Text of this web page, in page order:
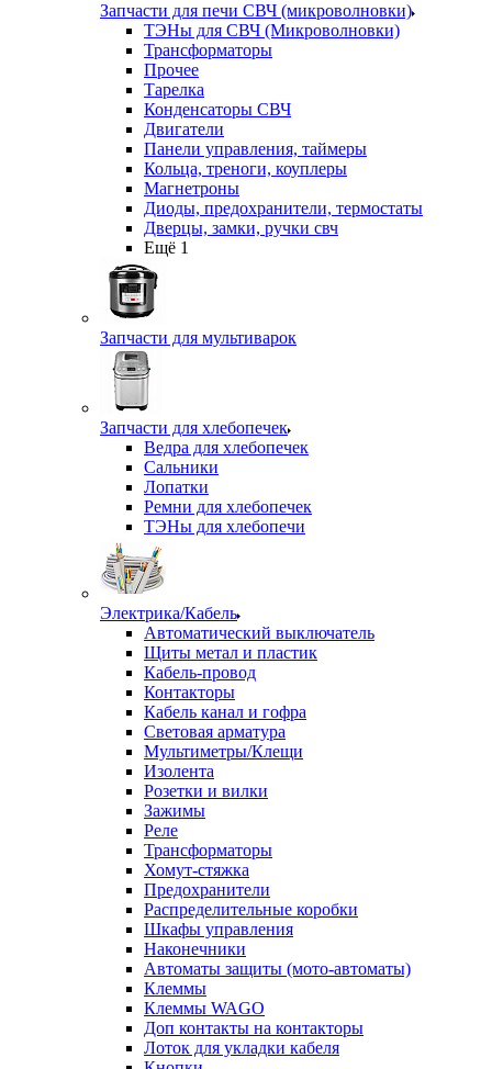
Запчасти для печи СВЧ (микроволновки)
ТЭНы для СВЧ (Микроволновки)
Трансформаторы
Прочее
Тарелка
Конденсаторы СВЧ
Двигатели
Панели управления, таймеры
Кольца, треноги, коуплеры
Магнетроны
Диоды, предохранители, термостаты
Дверцы, замки, ручки свч
Ещё 1
Запчасти для мультиварок
Запчасти для хлебопечек
Ведра для хлебопечек
Сальники
Лопатки
Ремни для хлебопечек
ТЭНы для хлебопечи
Электрика/Кабель
Автоматический выключатель
Щиты метал и пластик
Кабель-провод
Контакторы
Кабель канал и гофра
Световая арматура
Мультиметры/Клещи
Изолента
Розетки и вилки
Зажимы
Реле
Трансформаторы
Хомут-стяжка
Предохранители
Распределительные коробки
Шкафы управления
Наконечники
Автоматы защиты (мото-автоматы)
Клеммы
Клеммы WAGO
Доп контакты на контакторы
Лоток для укладки кабеля